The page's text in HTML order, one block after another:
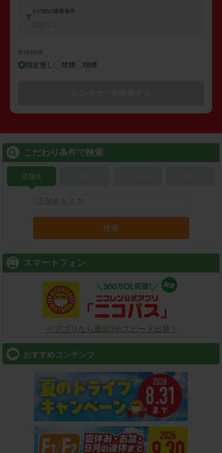
その他の検索条件
禁煙/喫煙
指定無し 禁煙 喫煙
こだわり条件で検索
店舗名
検索
スマートフォン
⇒ アプリなら最短3分スピード出発！
おすすめコンテンツ